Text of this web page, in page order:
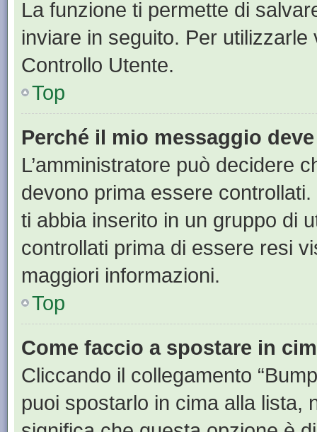
La funzione ti permette di
inviare in seguito. Per utilizzarle
Controllo Utente.
Top
Perché il mio messaggio
L’amministratore può decidere
devono prima essere
ti abbia inserito in un gruppo di
controllati prima di essere resi
maggiori informazioni.
Top
Come faccio a spostare in
Cliccando il collegamento
puoi spostarlo in cima alla lista,